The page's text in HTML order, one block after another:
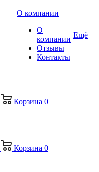
О компании
О
компании
Отзывы
Контакты
Ещё
Корзина 0
Корзина 0